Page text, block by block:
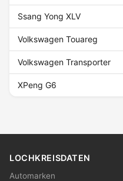
Ssang Yong XLV
Volkswagen Touareg
Volkswagen Transporter
XPeng G6
LOCHKREISDATEN
Automarken